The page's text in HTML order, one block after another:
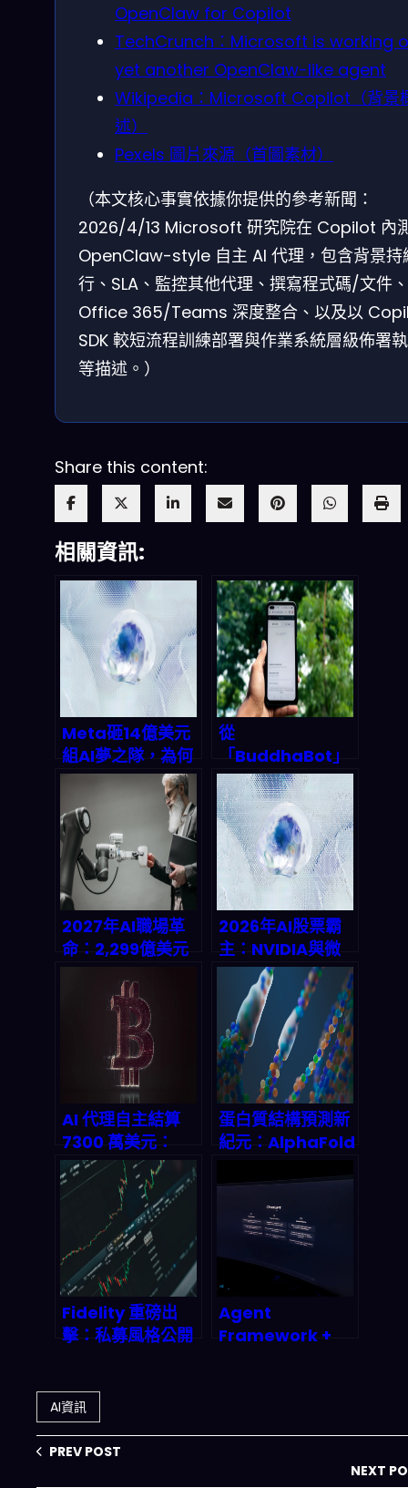
OpenClaw for Copilot
TechCrunch：Microsoft is working
yet another OpenClaw-like agent
Wikipedia：Microsoft Copilot（背景
述）
Pexels 圖片來源（首圖素材）
（本文核心事實依據你提供的參考新聞：
2026/4/13 Microsoft 研究院在 Copilot 內
OpenClaw-style 自主 AI 代理，包含背景持
行、SLA、監控其他代理、撰寫程式碼/文件
Office 365/Teams 深度整合、以及以
SDK 較短流程訓練部署與作業系統層級佈署
等描述。）
Share this content:
相關資訊:
Meta砸14億美元
組AI夢之隊，為何
就是不碰Google
Gemini？揭開
2026年AI市場兆
美元戰爭的底牌
從
「BuddhaBot」
到「AI耶穌」：
2026 年信仰類聊
天機器人為何會
爆、又會把哪條產
業鏈直接推上天？
2027年AI職場革
命：2,299億美元
背後的真相，你的
工作還剩多少價
2026年AI股票霸
主：NVIDIA與微
軟的萬億市場爭霸
AI 代理自主結算
7300 萬美元：
Crypto Rails 如
何改寫機器經濟的
支付底層邏輯
蛋白質結構預測新
紀元：AlphaFold
發規則
Fidelity 重磅出
擊：私募風格公開
規則？
Agent
Framework +
AI資訊
PREV POST
NEXT